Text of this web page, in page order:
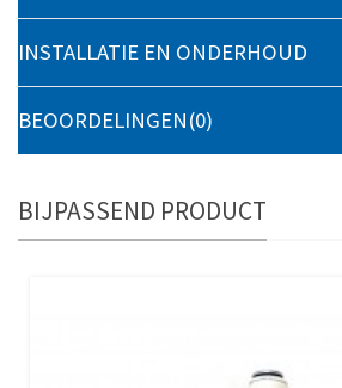
INSTALLATIE EN ONDERHOUD
BEOORDELINGEN(0)
BIJPASSEND PRODUCT